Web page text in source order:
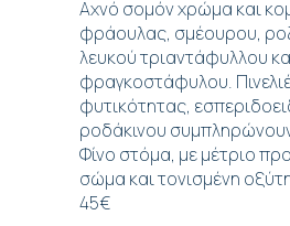
Αχνό σομόν χρώμα και
φράουλας, σμέουρου,
λευκού τριαντάφυλλου
φραγκοστάφυλου.
φυτικότητας,
ροδάκινου
Φίνο στόμα, με μέτριο
σώμα και τονισμένη
45€